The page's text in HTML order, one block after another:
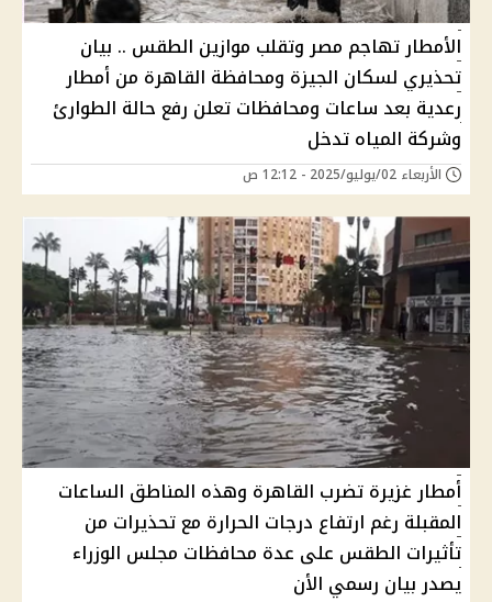
الأمطار تهاجم مصر وتقلب موازين الطقس .. بيان
تحذيري لسكان الجيزة ومحافظة القاهرة من أمطار
رعدية بعد ساعات ومحافظات تعلن رفع حالة الطوارئ
وشركة المياه تدخل
الأربعاء 02/يوليو/2025 - 12:12 ص
أمطار غزيرة تضرب القاهرة وهذه المناطق الساعات
المقبلة رغم ارتفاع درجات الحرارة مع تحذيرات من
تأثيرات الطقس على عدة محافظات مجلس الوزراء
يصدر بيان رسمي الأن